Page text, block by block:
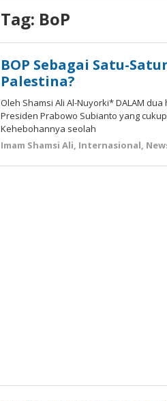
Tag: BoP
BOP Sebagai Satu-
Palestina?
Oleh Shamsi Ali Al-Nuyorki* DALAM
Presiden Prabowo Subianto yang
Kehebohannya seolah
Imam Shamsi Ali, Internasional,